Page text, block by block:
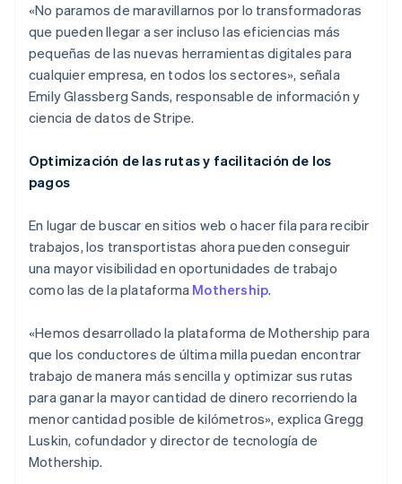
«No paramos de maravillarnos por lo transformadoras
que pueden llegar a ser incluso las eficiencias más
pequeñas de las nuevas herramientas digitales para
cualquier empresa, en todos los sectores», señala
Emily Glassberg Sands, responsable de información y
ciencia de datos de Stripe.
Optimización de las rutas y facilitación de los
pagos
En lugar de buscar en sitios web o hacer fila para recibir
trabajos, los transportistas ahora pueden conseguir
una mayor visibilidad en oportunidades de trabajo
como las de la plataforma Mothership.
«Hemos desarrollado la plataforma de Mothership para
que los conductores de última milla puedan encontrar
trabajo de manera más sencilla y optimizar sus rutas
para ganar la mayor cantidad de dinero recorriendo la
menor cantidad posible de kilómetros», explica Gregg
Luskin, cofundador y director de tecnología de
Mothership.